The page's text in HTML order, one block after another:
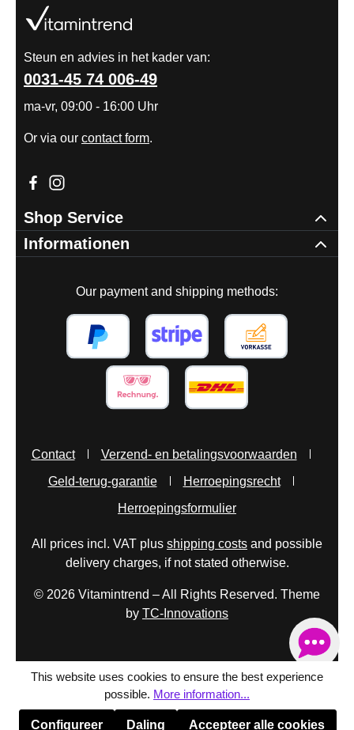
Steun en advies in het kader van:
0031-45 74 006-49
ma-vr, 09:00 - 16:00 Uhr
Or via our contact form.
Visit us on Facebook – opens in a new browser tab
Check us out on Instagram – opens in a new browser
Shop Service
Informationen
Our payment and shipping methods:
Contact
Verzend- en betalingsvoorwaarden
Geld-terug-garantie
Herroepingsrecht
Herroepingsformulier
All prices incl. VAT plus shipping costs and possible
delivery charges, if not stated otherwise.
© 2026 Vitamintrend – All Rights Reserved. Theme
by TC-Innovations
This website uses cookies to ensure the best experience
possible. More information...
Daling
Configureer Accepteer alle cookies